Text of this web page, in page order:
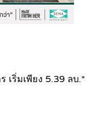
เริ่มเพียง 5.39 ลบ.*